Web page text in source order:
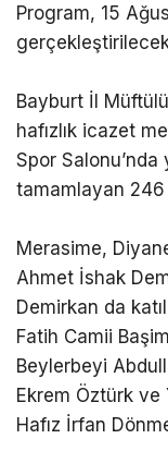
Program, 15
Bayburt İl
hafızlık icazet
Spor Salonu’nda
tamamlayan
Merasime,
Ahmet İshak
Demirkan da
Fatih Camii
Beylerbeyi
Ekrem Öztürk ve
Hafız İrfan